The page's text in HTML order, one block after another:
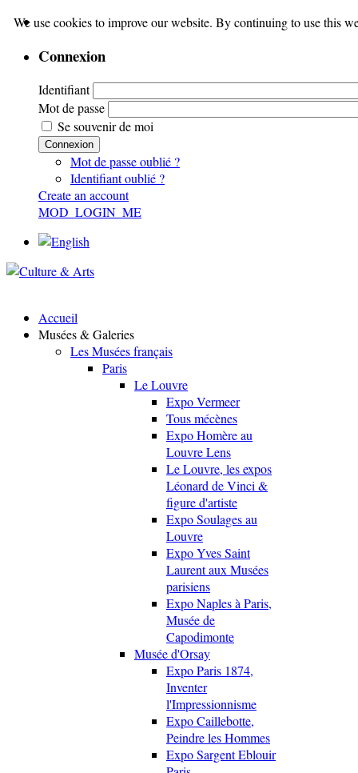
Connexion
Identifiant
Mot de passe
Se souvenir de moi
Connexion
Mot de passe oublié ?
Identifiant oublié ?
Create an account
MOD_LOGIN_ME
Accueil
Musées & Galeries
Les Musées français
Paris
Le Louvre
Expo Vermeer
Tous mécènes
Expo Homère au
Louvre Lens
Le Louvre, les expos
Léonard de Vinci &
figure d'artiste
Expo Soulages au
Louvre
Expo Yves Saint
Laurent aux Musées
parisiens
Expo Naples à Paris,
Musée de
Capodimonte
Musée d'Orsay
Expo Paris 1874,
Inventer
l'Impressionnisme
Expo Caillebotte,
Peindre les Hommes
Expo Sargent Eblouir
We use cookies to improve our website. By continuing to use this